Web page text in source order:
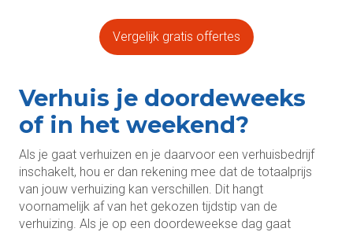
Vergelijk gratis offertes
Verhuis je doordeweeks
of in het weekend?
Als je gaat verhuizen en je daarvoor een verhuisbedrijf
inschakelt, hou er dan rekening mee dat de totaalprijs
van jouw verhuizing kan verschillen. Dit hangt
voornamelijk af van het gekozen tijdstip van de
verhuizing. Als je op een doordeweekse dag gaat